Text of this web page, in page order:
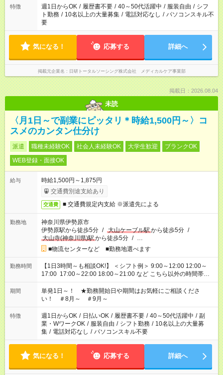
特徴 週1日からOK / 履歴書不要 / 40～50代活躍中 / 服装自由 / シフ
ト勤務 / 10名以上の大量募集 / 電話対応なし / パソコンスキル不
要
気になる！ 応募する 詳細へ
掲載元企業名 日研トータルソーシング株式会社 メディカルケア事業部
掲載日：2026.08.04
未読
〈月1日～で副業にピッタリ＊時給1,500円～〉コ
スメのカンタン仕分け
派遣 職種未経験OK 社会人未経験OK 大学生歓迎
ブランクOK
WEB登録・面接OK
給与
時給1,500円～1,875円
交通費別途支給あり
交通費 ■ 交通費規定内支給 ※派遣先による
勤務地
神奈川県伊勢原市
伊勢原駅から徒歩5分 / 大山ケーブル駅から徒歩5分 /
大山寺(神奈川県)駅から徒歩5分 / …
■物流センターなど ■勤務地選べます
勤務時間
【1日3時間～も相談OK!】 ＜シフト例＞ 9:00～12:00 12:00～
17:00 17:00～22:00 18:00～21:00 など こちら以外の時間帯も
お気軽にご相談ください！
期間
単発1日～！ ★勤務開始日や期間はお気軽にご相談くださ
い！ ＃8月～ ＃9月～
特徴 週1日からOK / 日払いOK / 履歴書不要 / 40～50代活躍中 / 副
業・WワークOK / 服装自由 / シフト勤務 / 10名以上の大量募
集 / 電話対応なし / パソコンスキル不要
気になる！ 応募する 詳細へ